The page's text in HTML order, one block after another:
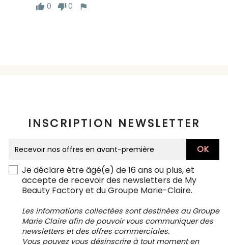
0
0
INSCRIPTION NEWSLETTER
Je déclare être âgé(e) de 16 ans ou plus, et
accepte de recevoir des newsletters de My
Beauty Factory et du Groupe Marie-Claire.
Les informations collectées sont destinées au Groupe
Marie Claire afin de pouvoir vous communiquer des
newsletters et des offres commerciales.
Vous pouvez vous désinscrire à tout moment en